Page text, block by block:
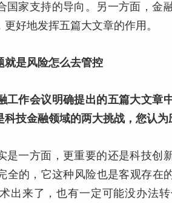
国家支持的导向。另一方面，金
好地发挥五篇大文章的作用。
就是风险怎么去管控
工作会议明确提出的五篇大文章
技金融领域的两大挑战，您认
是一方面，更重要的还是科技创
全的，它这种风险也是客观存在
出来了，也有一定可能没办法